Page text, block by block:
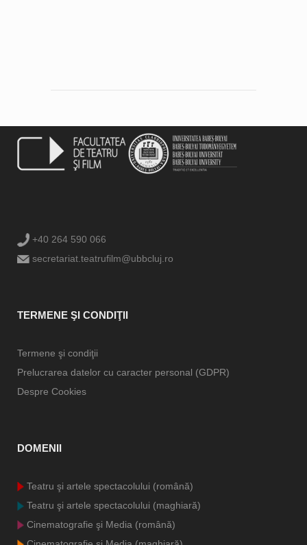
+40 264 590 066
secretariat.teatrufilm@ubbcluj.ro
TERMENE ŞI CONDIŢII
Termene şi condiţii
Prelucrarea datelor cu caracter personal (GDPR)
Despre Cookies
DOMENII
Teatru şi artele spectacolului (română)
Teatru şi artele spectacolului (maghiară)
Cinematografie şi Media (română)